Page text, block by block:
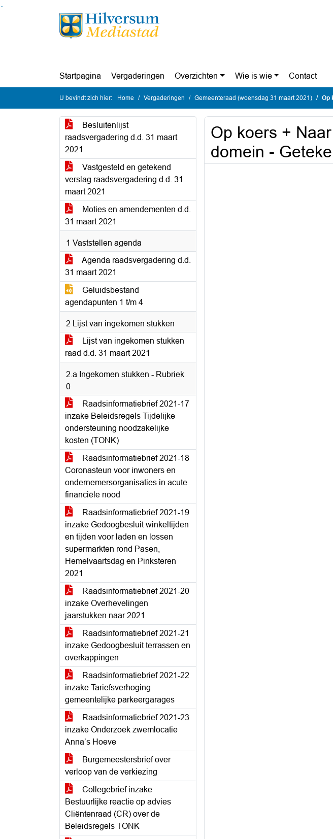
Ga naar de inhoud van deze pagina
Ga naar het zoeken
Ga naar het menu
Startpagina Vergaderingen Overzichten Wie is wie Contact
U bevindt zich hier: Home Vergaderingen Gemeenteraad (woensdag 31 maart 2021) Op
Besluitenlijst
raadsvergadering d.d. 31 maart
2021
Vastgesteld en getekend
verslag raadsvergadering d.d. 31
maart 2021
Moties en amendementen d.d.
31 maart 2021
1 Vaststellen agenda
Agenda raadsvergadering d.d.
31 maart 2021
Geluidsbestand
agendapunten 1 t/m 4
2 Lijst van ingekomen stukken
Lijst van ingekomen stukken
raad d.d. 31 maart 2021
2.a Ingekomen stukken - Rubriek
0
Raadsinformatiebrief 2021-17
inzake Beleidsregels Tijdelijke
ondersteuning noodzakelijke
kosten (TONK)
Raadsinformatiebrief 2021-18
Coronasteun voor inwoners en
ondernemersorganisaties in acute
financiële nood
Raadsinformatiebrief 2021-19
inzake Gedoogbesluit winkeltijden
en tijden voor laden en lossen
supermarkten rond Pasen,
Hemelvaartsdag en Pinksteren
2021
Raadsinformatiebrief 2021-20
inzake Overhevelingen
jaarstukken naar 2021
Raadsinformatiebrief 2021-21
inzake Gedoogbesluit terrassen en
overkappingen
Raadsinformatiebrief 2021-22
inzake Tariefsverhoging
gemeentelijke parkeergarages
Raadsinformatiebrief 2021-23
inzake Onderzoek zwemlocatie
Anna’s Hoeve
Burgemeestersbrief over
verloop van de verkiezing
Collegebrief inzake
Bestuurlijke reactie op advies
Cliëntenraad (CR) over de
Beleidsregels TONK
Op koers +
domein -